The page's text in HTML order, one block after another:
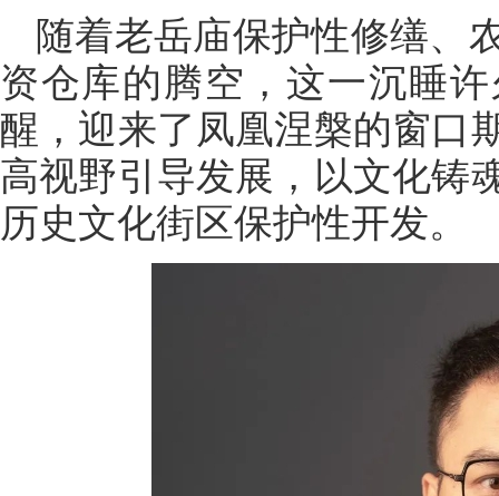
随着老岳庙保护性修缮、
资仓库的腾空，这一沉睡
醒，迎来了凤凰涅槃的窗口
高视野引导发展，以文化铸
历史文化街区保护性开发。